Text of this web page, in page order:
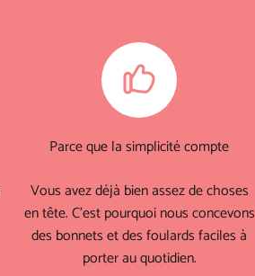
Parce que la simplicité compte
Vous avez déjà bien assez de choses
en tête. C'est pourquoi nous concevons
des bonnets et des foulards faciles à
porter au quotidien.